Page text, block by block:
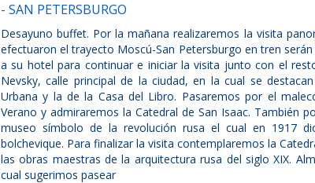
- SAN PETERSBURGO
Desayuno buffet. Por la mañana realizaremos la visita
efectuaron el trayecto Moscú-San Petersburgo en tren
a su hotel para continuar e iniciar la visita junto con el
Nevsky, calle principal de la ciudad, en la cual se
Urbana y la de la Casa del Libro. Pasaremos por el
Verano y admiraremos la Catedral de San Isaac. También
museo símbolo de la revolución rusa el cual en 1917
bolchevique. Para finalizar la visita contemplaremos la
las obras maestras de la arquitectura rusa del siglo XIX.
cual sugerimos pasear